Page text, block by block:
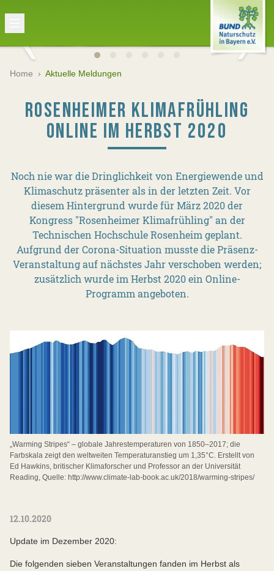
Home › Aktuelle Meldungen
ROSENHEIMER KLIMAFRÜHLING
ONLINE IM HERBST 2020
Noch nie war die Dringlichkeit von Energiewende und
Klimaschutz präsenter als in der letzten Zeit. Vor
diesem Hintergrund wurde für März 2020 der
Kongress "Rosenheimer Klimafrühling" an der
Technischen Hochschule Rosenheim geplant.
Aufgrund der Corona-Situation musste die Präsenz-
Veranstaltung auf nächstes Jahr verschoben werden;
zusätzlich wurde im Herbst 2020 ein Online-
Programm angeboten.
„Warming Stripes“ – globale Jahrestemperaturen von 1850–2017; die
Farbskala zeigt den weltweiten Temperaturanstieg um 1,35°C. Erstellt von
Ed Hawkins, britischer Klimaforscher und Professor an der Universität
Reading, Quelle: http://www.climate-lab-book.ac.uk/2018/warming-stripes/
12.10.2020
Update im Dezember 2020:
Die folgenden sieben Veranstaltungen fanden im Herbst als